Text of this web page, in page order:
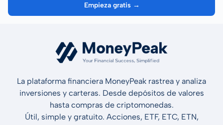
Empieza gratis →
La plataforma financiera MoneyPeak rastrea y analiza
inversiones y carteras. Desde depósitos de valores
hasta compras de criptomonedas.
Útil, simple y gratuito. Acciones, ETF, ETC, ETN,